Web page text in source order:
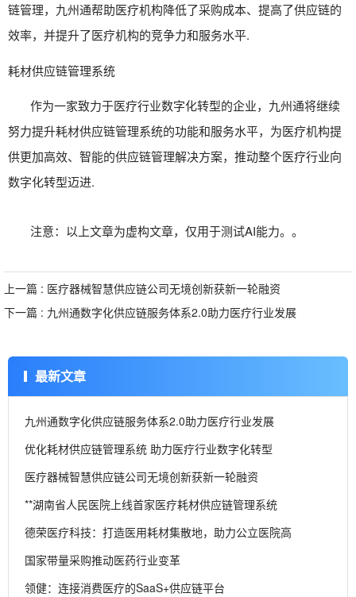
链管理，九州通帮助医疗机构降低了采购成本、提高了供应链的
效率，并提升了医疗机构的竞争力和服务水平.
耗材供应链管理系统
作为一家致力于医疗行业数字化转型的企业，九州通将继续
努力提升耗材供应链管理系统的功能和服务水平，为医疗机构提
供更加高效、智能的供应链管理解决方案，推动整个医疗行业向
数字化转型迈进.
注意：以上文章为虚构文章，仅用于测试AI能力。 。
上一篇 : 医疗器械智慧供应链公司无境创新获新一轮融资
下一篇 : 九州通数字化供应链服务体系2.0助力医疗行业发展
最新文章
九州通数字化供应链服务体系2.0助力医疗行业发展
优化耗材供应链管理系统 助力医疗行业数字化转型
医疗器械智慧供应链公司无境创新获新一轮融资
**湖南省人民医院上线首家医疗耗材供应链管理系统
德荣医疗科技：打造医用耗材集散地，助力公立医院高
国家带量采购推动医药行业变革
领健：连接消费医疗的SaaS+供应链平台